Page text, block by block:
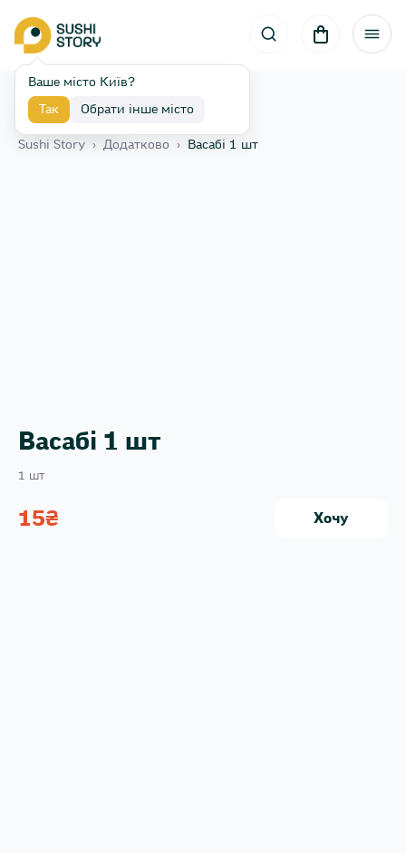
Ваше місто Київ?
Так Обрати інше місто
Назад
Sushi Story › Додатково › Васабі 1 шт
Васабі 1 шт
1 шт
15₴ Хочу